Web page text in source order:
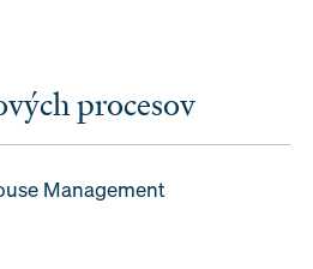
procesov
Management